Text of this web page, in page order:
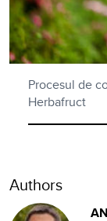
Procesul de
Herbafruct
Authors